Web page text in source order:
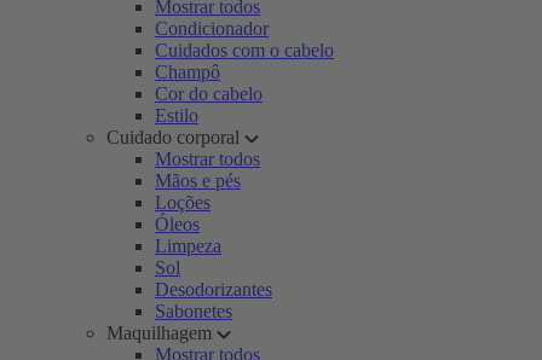
Mostrar todos
Condicionador
Cuidados com o cabelo
Champô
Cor do cabelo
Estilo
Cuidado corporal
Mostrar todos
Mãos e pés
Loções
Óleos
Limpeza
Sol
Desodorizantes
Sabonetes
Maquilhagem
Mostrar todos